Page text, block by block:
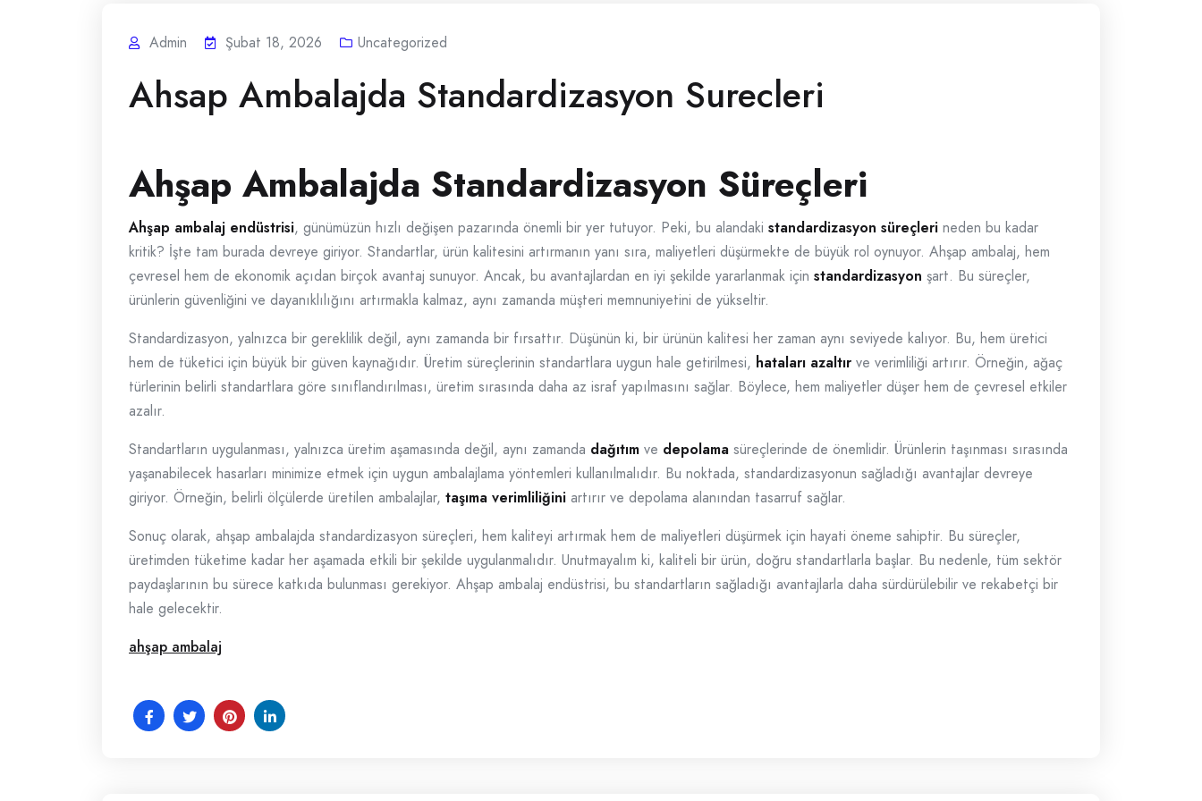
Admin Şubat 18, 2026 Uncategorized
Ahsap Ambalajda Standardizasyon Surecleri
Ahşap Ambalajda Standardizasyon Süreçleri
Ahşap ambalaj endüstrisi, günümüzün hızlı değişen pazarında önemli bir yer tutuyor. Peki, bu alandaki standardizasyon süreçleri neden bu kadar
kritik? İşte tam burada devreye giriyor. Standartlar, ürün kalitesini artırmanın yanı sıra, maliyetleri düşürmekte de büyük rol oynuyor. Ahşap ambalaj, hem
çevresel hem de ekonomik açıdan birçok avantaj sunuyor. Ancak, bu avantajlardan en iyi şekilde yararlanmak için standardizasyon şart. Bu süreçler,
ürünlerin güvenliğini ve dayanıklılığını artırmakla kalmaz, aynı zamanda müşteri memnuniyetini de yükseltir.
Standardizasyon, yalnızca bir gereklilik değil, aynı zamanda bir fırsattır. Düşünün ki, bir ürünün kalitesi her zaman aynı seviyede kalıyor. Bu, hem üretici
hem de tüketici için büyük bir güven kaynağıdır. Üretim süreçlerinin standartlara uygun hale getirilmesi, hataları azaltır ve verimliliği artırır. Örneğin, ağaç
türlerinin belirli standartlara göre sınıflandırılması, üretim sırasında daha az israf yapılmasını sağlar. Böylece, hem maliyetler düşer hem de çevresel etkiler
azalır.
Standartların uygulanması, yalnızca üretim aşamasında değil, aynı zamanda dağıtım ve depolama süreçlerinde de önemlidir. Ürünlerin taşınması sırasında
yaşanabilecek hasarları minimize etmek için uygun ambalajlama yöntemleri kullanılmalıdır. Bu noktada, standardizasyonun sağladığı avantajlar devreye
giriyor. Örneğin, belirli ölçülerde üretilen ambalajlar, taşıma verimliliğini artırır ve depolama alanından tasarruf sağlar.
Sonuç olarak, ahşap ambalajda standardizasyon süreçleri, hem kaliteyi artırmak hem de maliyetleri düşürmek için hayati öneme sahiptir. Bu süreçler,
üretimden tüketime kadar her aşamada etkili bir şekilde uygulanmalıdır. Unutmayalım ki, kaliteli bir ürün, doğru standartlarla başlar. Bu nedenle, tüm sektör
paydaşlarının bu sürece katkıda bulunması gerekiyor. Ahşap ambalaj endüstrisi, bu standartların sağladığı avantajlarla daha sürdürülebilir ve rekabetçi bir
hale gelecektir.
ahşap ambalaj